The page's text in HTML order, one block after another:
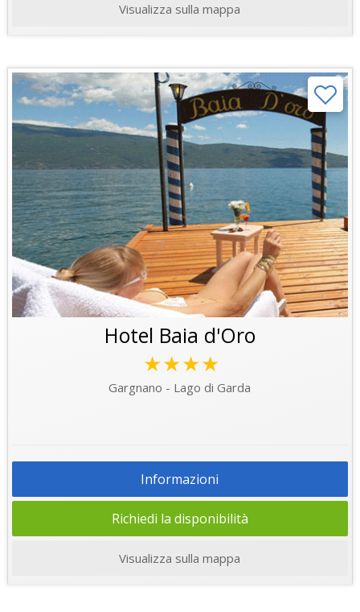
Visualizza sulla mappa
Hotel Baia d'Oro
★★★★
Gargnano - Lago di Garda
Informazioni
Richiedi la disponibilità
Visualizza sulla mappa